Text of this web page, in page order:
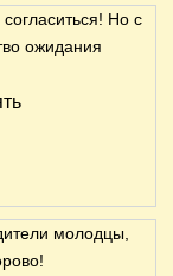
Но с
ожидания
молодцы,